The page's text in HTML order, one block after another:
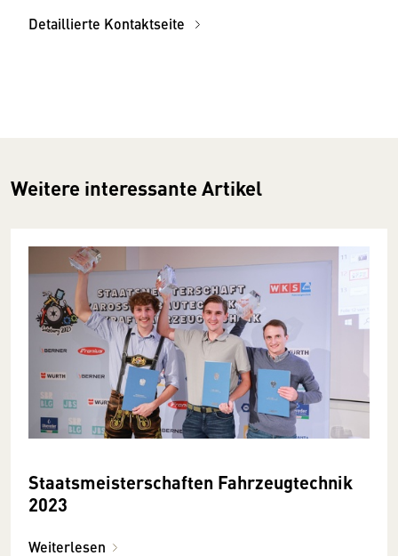
Detaillierte Kontaktseite
Weitere interessante Artikel
Staatsmeisterschaften Fahrzeugtechnik
2023
Weiterlesen